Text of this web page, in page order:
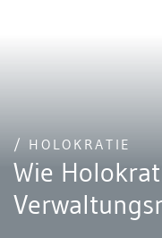
/ HOLOKRATIE
Wie